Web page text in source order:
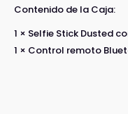
Contenido de la Caja:
1 × Selfie Stick Dusted
1 × Control remoto